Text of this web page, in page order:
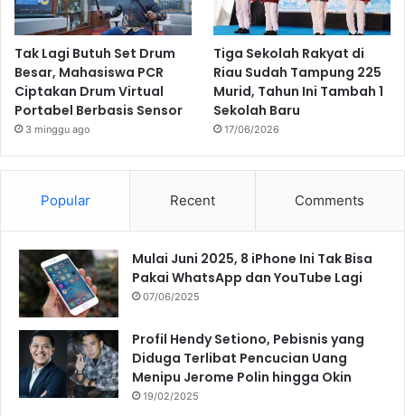
Tak Lagi Butuh Set Drum
Besar, Mahasiswa PCR
Ciptakan Drum Virtual
Portabel Berbasis Sensor
3 minggu ago
Tiga Sekolah Rakyat di
Riau Sudah Tampung 225
Murid, Tahun Ini Tambah 1
Sekolah Baru
17/06/2026
Popular Recent Comments
Mulai Juni 2025, 8 iPhone Ini Tak Bisa
Pakai WhatsApp dan YouTube Lagi
07/06/2025
Profil Hendy Setiono, Pebisnis yang
Diduga Terlibat Pencucian Uang
Menipu Jerome Polin hingga Okin
19/02/2025